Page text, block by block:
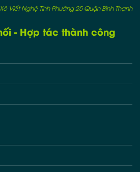
Viết Nghệ Tĩnh Phường 25 Quận Bình Thạnh
- Hợp tác thành công